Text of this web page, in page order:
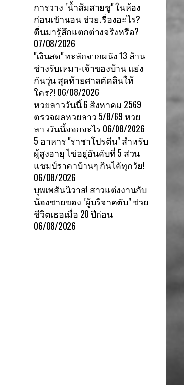
การวาง "น้ำส้มสายชู" ในห้อง
ก่อนเข้านอน ช่วยเรื่องอะไร?
ตื่นมารู้สึกแตกต่างจริงหรือ?
07/08/2026
"เงินสด" ทะลักจากผนัง 13 ล้าน
ช่างรับเหมา-เจ้าของบ้าน แย่ง
กันวุ่น สุดท้ายศาลตัดสินให้
ใคร?! 06/08/2026
หวยลาววันนี้ 6 สิงหาคม 2569
ตรวจผลหวยลาว 5/8/69 หวย
ลาววันนี้ออกอะไร 06/08/2026
5 อาหาร "ราชาโปรตีน" สำหรับ
ผู้สูงอายุ ไข่อยู่อันดับที่ 5 ส่วน
แชมป์ราคาบ้านๆ กินได้ทุกวัย!
06/08/2026
บุพเพสันนิวาส! สาวแต่งงานกับ
น้องชายของ "ผู้บริจาคตับ" ช่วย
ชีวิตเธอเมื่อ 20 ปีก่อน
06/08/2026